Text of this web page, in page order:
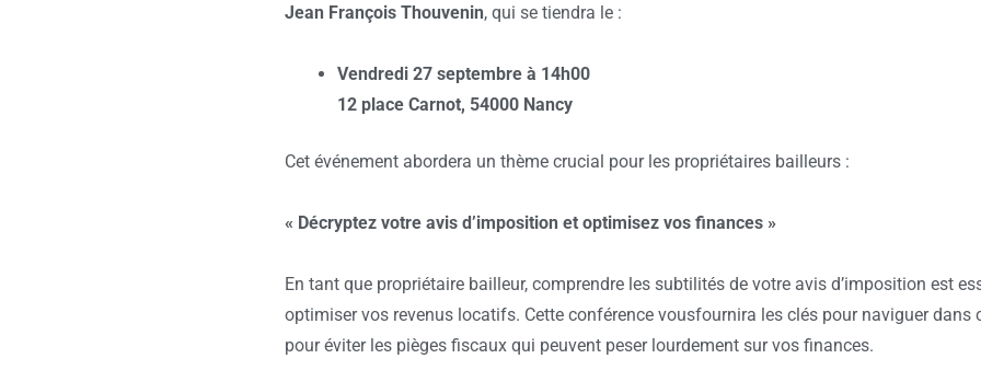
Jean François Thouvenin, qui se tiendra le :
Vendredi 27 septembre à 14h00
12 place Carnot, 54000 Nancy
Cet événement abordera un thème crucial pour les propriétaires bailleurs :
« Décryptez votre avis d’imposition et optimisez vos finances »
En tant que propriétaire bailleur, comprendre les subtilités de votre avis d’imposition est
optimiser vos revenus locatifs. Cette conférence vousfournira les clés pour naviguer dans
pour éviter les pièges fiscaux qui peuvent peser lourdement sur vos finances.